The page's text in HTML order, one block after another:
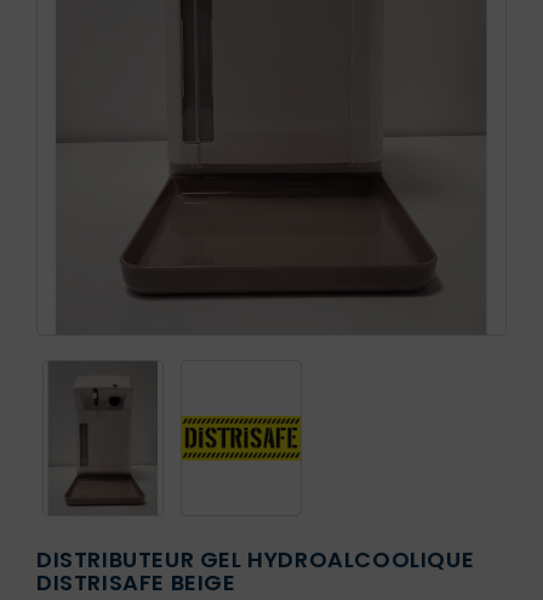
DISTRIBUTEUR GEL HYDROALCOOLIQUE
DISTRISAFE BEIGE